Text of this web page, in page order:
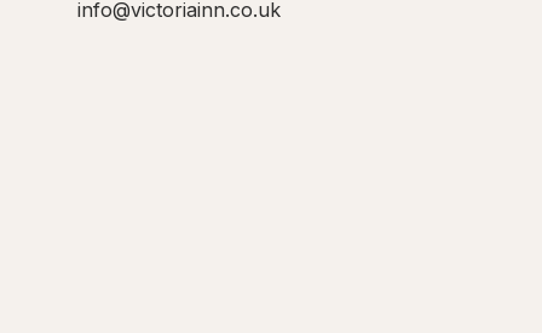
info@victoriainn.co.uk